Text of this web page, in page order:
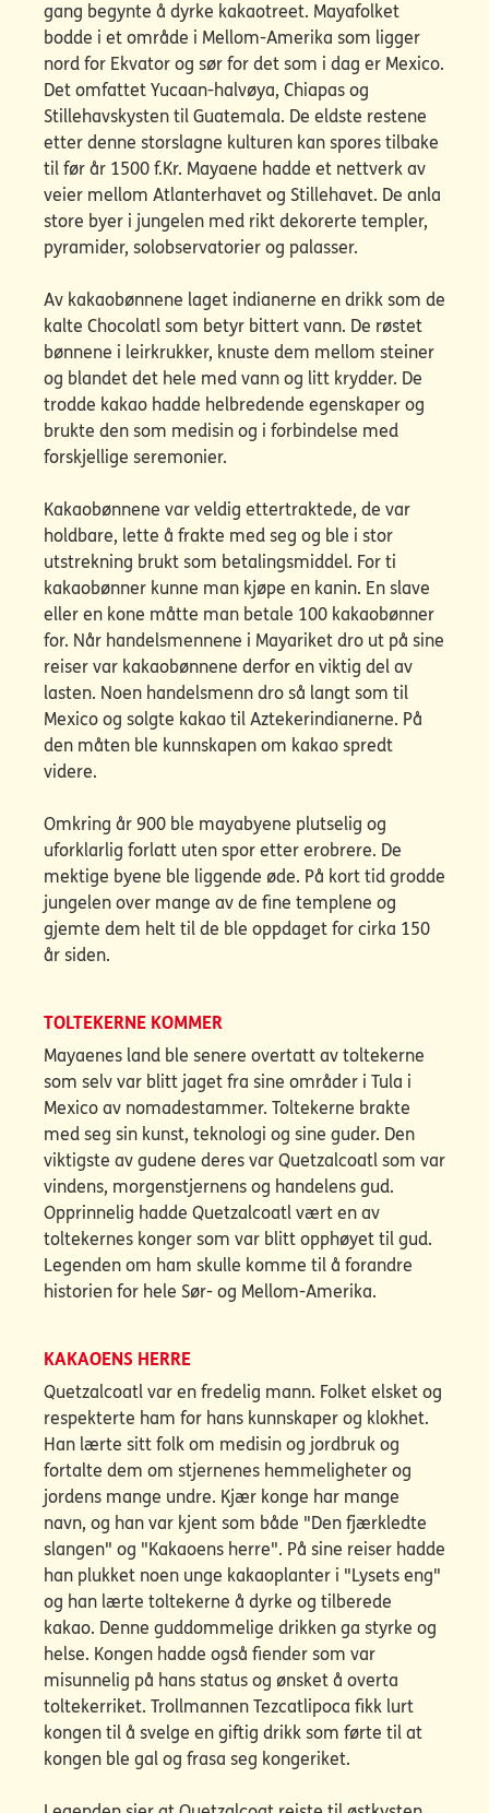
gang begynte å dyrke kakaotreet. Mayafolket
bodde i et område i Mellom-Amerika som ligger
nord for Ekvator og sør for det som i dag er Mexico.
Det omfattet Yucaan-halvøya, Chiapas og
Stillehavskysten til Guatemala. De eldste restene
etter denne storslagne kulturen kan spores tilbake
til før år 1500 f.Kr. Mayaene hadde et nettverk av
veier mellom Atlanterhavet og Stillehavet. De anla
store byer i jungelen med rikt dekorerte templer,
pyramider, solobservatorier og palasser.
Av kakaobønnene laget indianerne en drikk som de
kalte Chocolatl som betyr bittert vann. De røstet
bønnene i leirkrukker, knuste dem mellom steiner
og blandet det hele med vann og litt krydder. De
trodde kakao hadde helbredende egenskaper og
brukte den som medisin og i forbindelse med
forskjellige seremonier.
Kakaobønnene var veldig ettertraktede, de var
holdbare, lette å frakte med seg og ble i stor
utstrekning brukt som betalingsmiddel. For ti
kakaobønner kunne man kjøpe en kanin. En slave
eller en kone måtte man betale 100 kakaobønner
for. Når handelsmennene i Mayariket dro ut på sine
reiser var kakaobønnene derfor en viktig del av
lasten. Noen handelsmenn dro så langt som til
Mexico og solgte kakao til Aztekerindianerne. På
den måten ble kunnskapen om kakao spredt
videre.
Omkring år 900 ble mayabyene plutselig og
uforklarlig forlatt uten spor etter erobrere. De
mektige byene ble liggende øde. På kort tid grodde
jungelen over mange av de fine templene og
gjemte dem helt til de ble oppdaget for cirka 150
år siden.
TOLTEKERNE KOMMER
Mayaenes land ble senere overtatt av toltekerne
som selv var blitt jaget fra sine områder i Tula i
Mexico av nomadestammer. Toltekerne brakte
med seg sin kunst, teknologi og sine guder. Den
viktigste av gudene deres var Quetzalcoatl som var
vindens, morgenstjernens og handelens gud.
Opprinnelig hadde Quetzalcoatl vært en av
toltekernes konger som var blitt opphøyet til gud.
Legenden om ham skulle komme til å forandre
historien for hele Sør- og Mellom-Amerika.
KAKAOENS HERRE
Quetzalcoatl var en fredelig mann. Folket elsket og
respekterte ham for hans kunnskaper og klokhet.
Han lærte sitt folk om medisin og jordbruk og
fortalte dem om stjernenes hemmeligheter og
jordens mange undre. Kjær konge har mange
navn, og han var kjent som både "Den fjærkledte
slangen" og "Kakaoens herre". På sine reiser hadde
han plukket noen unge kakaoplanter i "Lysets eng"
og han lærte toltekerne å dyrke og tilberede
kakao. Denne guddommelige drikken ga styrke og
helse. Kongen hadde også fiender som var
misunnelig på hans status og ønsket å overta
toltekerriket. Trollmannen Tezcatlipoca fikk lurt
kongen til å svelge en giftig drikk som førte til at
kongen ble gal og frasa seg kongeriket.